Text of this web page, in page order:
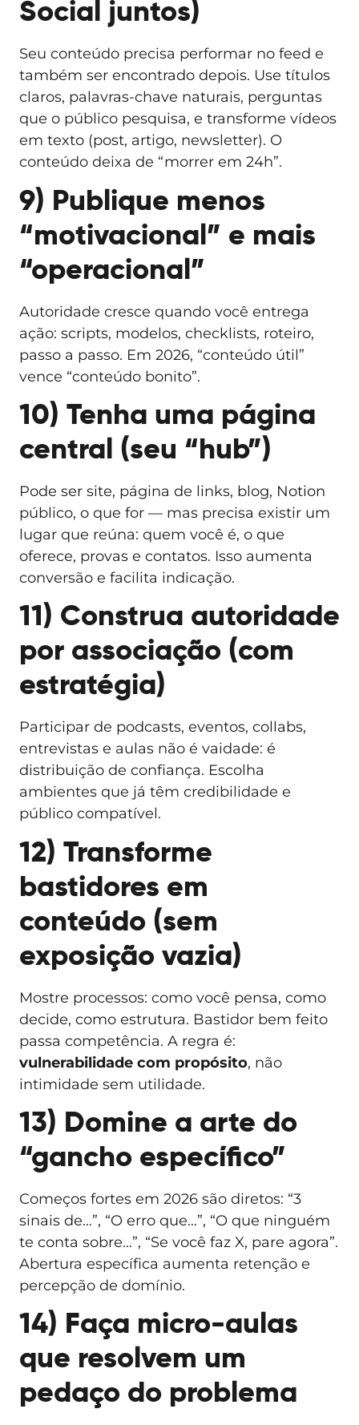
Social juntos)
Seu conteúdo precisa performar no feed e
também ser encontrado depois. Use títulos
claros, palavras-chave naturais, perguntas
que o público pesquisa, e transforme vídeos
em texto (post, artigo, newsletter). O
conteúdo deixa de “morrer em 24h”.
9) Publique menos
“motivacional” e mais
“operacional”
Autoridade cresce quando você entrega
ação: scripts, modelos, checklists, roteiro,
passo a passo. Em 2026, “conteúdo útil”
vence “conteúdo bonito”.
10) Tenha uma página
central (seu “hub”)
Pode ser site, página de links, blog, Notion
público, o que for — mas precisa existir um
lugar que reúna: quem você é, o que
oferece, provas e contatos. Isso aumenta
conversão e facilita indicação.
11) Construa autoridade
por associação (com
estratégia)
Participar de podcasts, eventos, collabs,
entrevistas e aulas não é vaidade: é
distribuição de confiança. Escolha
ambientes que já têm credibilidade e
público compatível.
12) Transforme
bastidores em
conteúdo (sem
exposição vazia)
Mostre processos: como você pensa, como
decide, como estrutura. Bastidor bem feito
passa competência. A regra é:
vulnerabilidade com propósito, não
intimidade sem utilidade.
13) Domine a arte do
“gancho específico”
Começos fortes em 2026 são diretos: “3
sinais de…”, “O erro que…”, “O que ninguém
te conta sobre…”, “Se você faz X, pare agora”.
Abertura específica aumenta retenção e
percepção de domínio.
14) Faça micro-aulas
que resolvem um
pedaço do problema